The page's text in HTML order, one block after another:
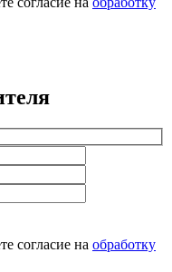
согласие на обработку